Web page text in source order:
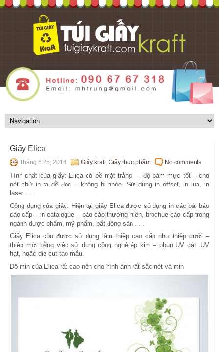
Giấy Elica
Tháng 6 25, 2014 Giấy kraft, Giấy thực phẩm No comments
Tính chất của giấy: Elica có bề mặt trắng – độ bám mực tốt – cho
nét chữ in ra dễ đọc – không bị nhòe. Sử dụng in offset, in lụa, in
laser . . .
Công dụng của giấy: Hiện tại giấy Elica được sủ dụng in các bài báo
cao cấp – in catalogue – báo cáo thường niên, brochue cao cấp trong
ngành dược phẩm, mỹ phẩm, bất động sản . . .
Giấy Elica còn được sử dụng làm thiệp cao cấp như thiệp cưới –
thiệp mời bằng việc sử dụng công nghệ ép kim – phun UV cát, UV
hạt, hoặc die cut tạo mẫu.
Độ mịn của Elica rất cao nên cho hình ảnh rất sắc nét và mịn